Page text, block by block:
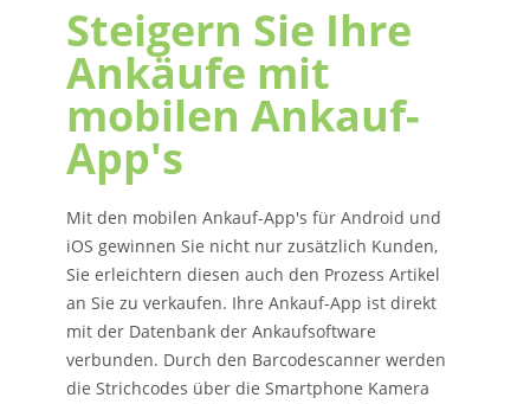
Steigern Sie Ihre
Ankäufe mit
mobilen Ankauf-
App's
Mit den mobilen Ankauf-App's für Android und
iOS gewinnen Sie nicht nur zusätzlich Kunden,
Sie erleichtern diesen auch den Prozess Artikel
an Sie zu verkaufen. Ihre Ankauf-App ist direkt
mit der Datenbank der Ankaufsoftware
verbunden. Durch den Barcodescanner werden
die Strichcodes über die Smartphone Kamera